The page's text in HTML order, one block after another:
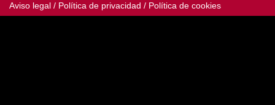
Aviso legal / Política de privacidad / Política de cookies